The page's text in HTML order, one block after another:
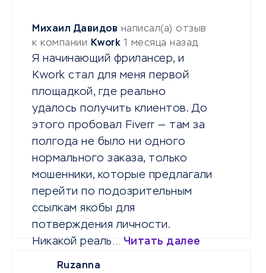
Михаил Давидов написал(а) отзыв
к компании Kwork 1 месяца назад
Я начинающий фрилансер, и
Kwork стал для меня первой
площадкой, где реально
удалось получить клиентов. До
этого пробовал Fiverr — там за
полгода не было ни одного
нормального заказа, только
мошенники, которые предлагали
перейти по подозрительным
ссылкам якобы для
потверждения личности.
Никакой реаль… Читать далее
Ruzanna